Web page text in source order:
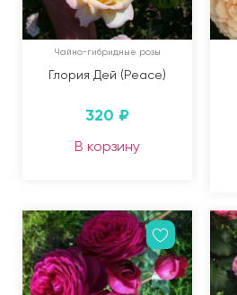
Чайно-гибридные розы
Глория Дей (Peace)
320 ₽
В корзину